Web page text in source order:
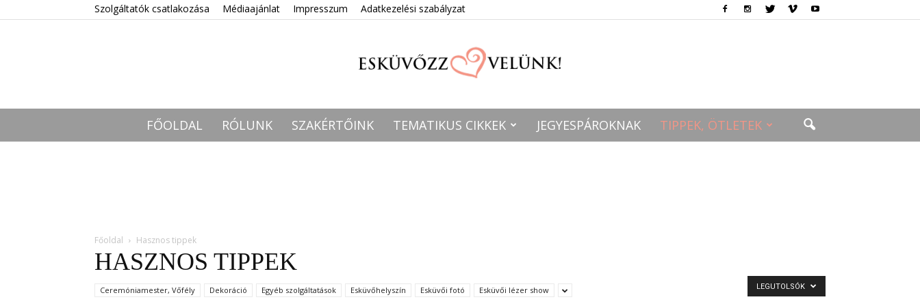
Szolgáltatók csatlakozása Médiaajánlat Impresszum Adatkezelési szabályzat
Esküvőzz
FŐOLDAL RÓLUNK SZAKÉRTŐINK TEMATIKUS CIKKEK JEGYESPÁROKNAK TIPPEK, ÖTLETEK
Főoldal Hasznos tippek
HASZNOS TIPPEK
Ceremóniamester, Vőfély Dekoráció Egyéb szolgáltatások Esküvőhelyszín Esküvői fotó Esküvői lézer show LEGUTOLSÓK